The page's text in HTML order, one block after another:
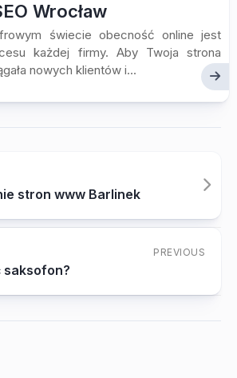
Wrocław
świecie obecność online jest
każdej firmy. Aby Twoja strona
nowych klientów i...
stron www Barlinek
PREVIOUS
saksofon?